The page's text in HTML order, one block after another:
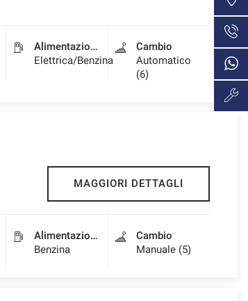
Alimentazione
Elettrica/Benzina
Cambio
Automatico
(6)
MAGGIORI DETTAGLI
Alimentazione
Benzina
Cambio
Manuale (5)